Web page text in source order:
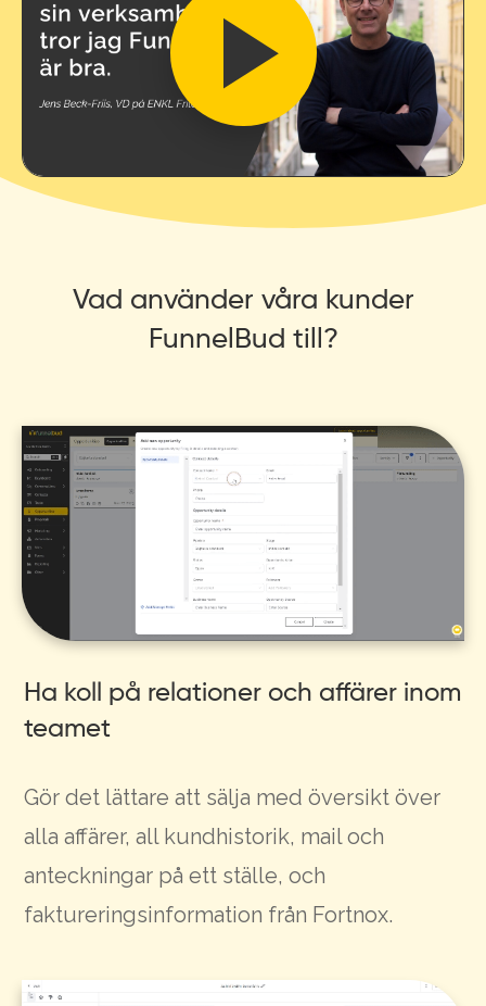
Vad använder våra kunder
FunnelBud till?
Ha koll på relationer och affärer inom
teamet
Gör det lättare att sälja med översikt över
alla affärer, all kundhistorik, mail och
anteckningar på ett ställe, och
faktureringsinformation från Fortnox.